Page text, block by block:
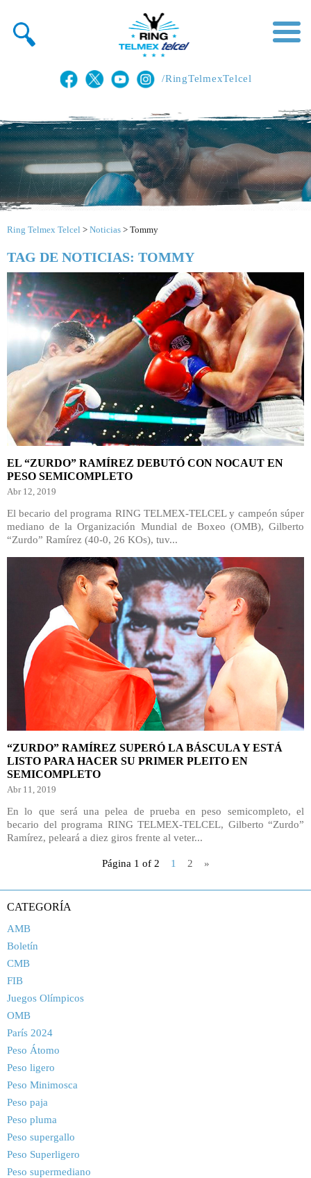
/RingTelmexTelcel
Ring Telmex Telcel > Noticias > Tommy
TAG DE NOTICIAS: TOMMY
EL “ZURDO” RAMÍREZ DEBUTÓ CON NOCAUT EN
PESO SEMICOMPLETO
Abr 12, 2019
El becario del programa RING TELMEX-TELCEL y campeón súper
mediano de la Organización Mundial de Boxeo (OMB), Gilberto
“Zurdo” Ramírez (40-0, 26 KOs), tuv...
“ZURDO” RAMÍREZ SUPERÓ LA BÁSCULA Y ESTÁ
LISTO PARA HACER SU PRIMER PLEITO EN
SEMICOMPLETO
Abr 11, 2019
En lo que será una pelea de prueba en peso semicompleto, el
becario del programa RING TELMEX-TELCEL, Gilberto “Zurdo”
Ramírez, peleará a diez giros frente al veter...
Página 1 of 2 1 2 »
CATEGORÍA
AMB
Boletín
CMB
FIB
Juegos Olímpicos
OMB
París 2024
Peso Átomo
Peso ligero
Peso Minimosca
Peso paja
Peso pluma
Peso supergallo
Peso Superligero
Peso supermediano